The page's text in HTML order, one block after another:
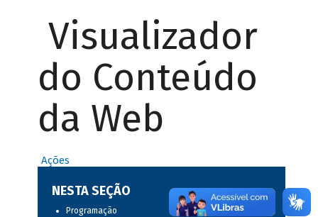
Visualizador
do Conteúdo
da Web
Ações
NESTA SEÇÃO
Programação